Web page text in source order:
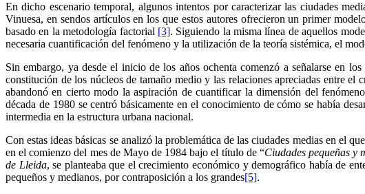
En dicho escenario temporal, algunos intentos por caracterizar las ciudades
Vinuesa, en sendos artículos en los que estos autores ofrecieron un primer
basado en la metodología factorial [3]. Siguiendo la misma línea de aquellos
necesaria cuantificación del fenómeno y la utilización de la teoría sistémica, el
Sin embargo, ya desde el inicio de los años ochenta comenzó a señalarse en
constitución de los núcleos de tamaño medio y las relaciones apreciadas entre el
abandonó en cierto modo la aspiración de cuantificar la dimensión del
década de 1980 se centró básicamente en el conocimiento de cómo se había
intermedia en la estructura urbana nacional.
Con estas ideas básicas se analizó la problemática de las ciudades medias en el
en el comienzo del mes de Mayo de 1984 bajo el título de “Ciudades pequeñas y
de Lleida, se planteaba que el crecimiento económico y demográfico había de
pequeños y medianos, por contraposición a los grandes[5].